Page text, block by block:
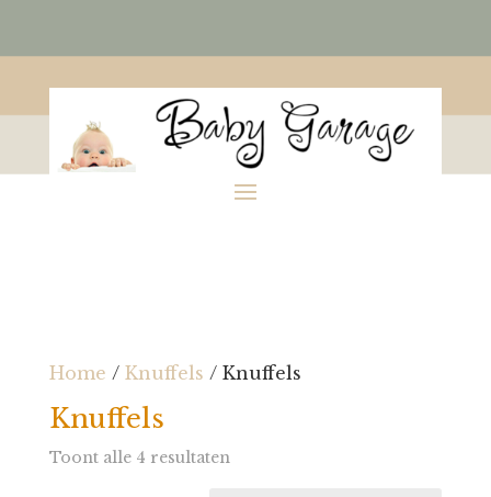
Home / Knuffels / Knuffels
Knuffels
Toont alle 4 resultaten